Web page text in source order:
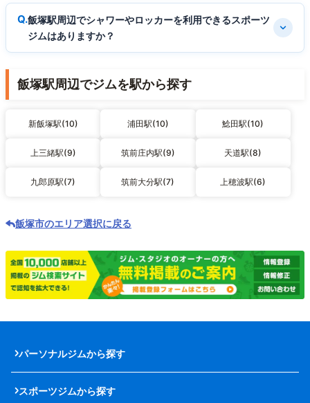
飯塚駅周辺でシャワーやロッカーを利用できるスポーツ
ジムはありますか？
飯塚駅周辺でジムを駅から探す
新飯塚駅(10) 浦田駅(10) 鯰田駅(10)
上三緒駅(9) 筑前庄内駅(9) 天道駅(8)
九郎原駅(7) 筑前大分駅(7) 上穂波駅(6)
飯塚市のエリア選択に戻る
パーソナルジムから探す
スポーツジムから探す